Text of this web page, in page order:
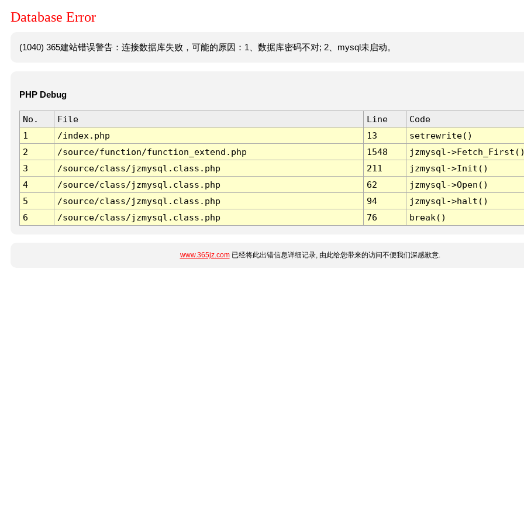
Database Error
(1040) 365建站错误警告：连接数据库失败，可能的原因：1、数据库密码不对; 2、mysql未启动。
PHP Debug
No. File Line
Code
1
/index.php 13
setrewrite()
2
/source/function/function_extend.php 1548
jzmysql-
3
/source/class/jzmysql.class.php 211
jzmysql->Init()
4
/source/class/jzmysql.class.php 62
jzmysql->Open()
5
/source/class/jzmysql.class.php 94
jzmysql->halt()
6
/source/class/jzmysql.class.php 76 break()
www.365jz.com已经将此出错信息详细记录, 由此给您带来的访问不便我们深感歉意.